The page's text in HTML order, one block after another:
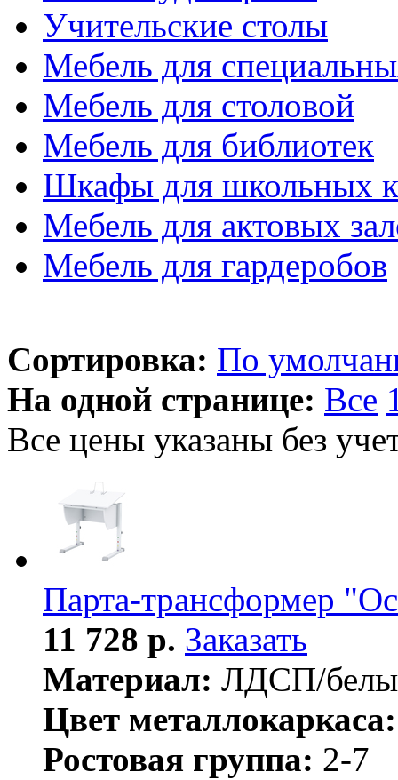
Учительские столы
Мебель для
Мебель для столовой
Мебель для библиотек
Шкафы для школьных
Мебель для актовых
Мебель для гардеробов
Сортировка: По
На одной странице: Все
Все цены указаны без
Парта-трансформер
11 728 р. Заказать
Материал: ЛДСП/
Цвет металлокаркаса:
Ростовая группа: 2-7